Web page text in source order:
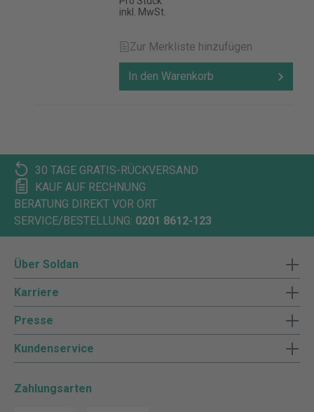
inkl. MwSt.
Zur Merkliste hinzufügen
In den Warenkorb
30 TAGE GRATIS-RÜCKVERSAND
KAUF AUF RECHNUNG
BERATUNG DIREKT VOR ORT
SERVICE/BESTELLUNG: 0201 8612-123
Über Soldan
Karriere
Presse
Kundenservice
Zahlungsarten